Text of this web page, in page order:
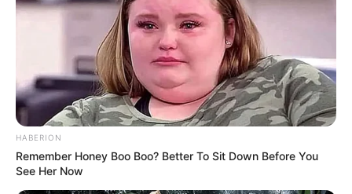
ΤΑΥΤΟΤΗΤΑ ΚΑΙ ΕΠΙΚΟΙΝΩΝΙΑ ΟΡΟΙ ΧΡΗΣΗΣ
HABERION
Remember Honey Boo Boo? Better To Sit Down Before You
See Her Now